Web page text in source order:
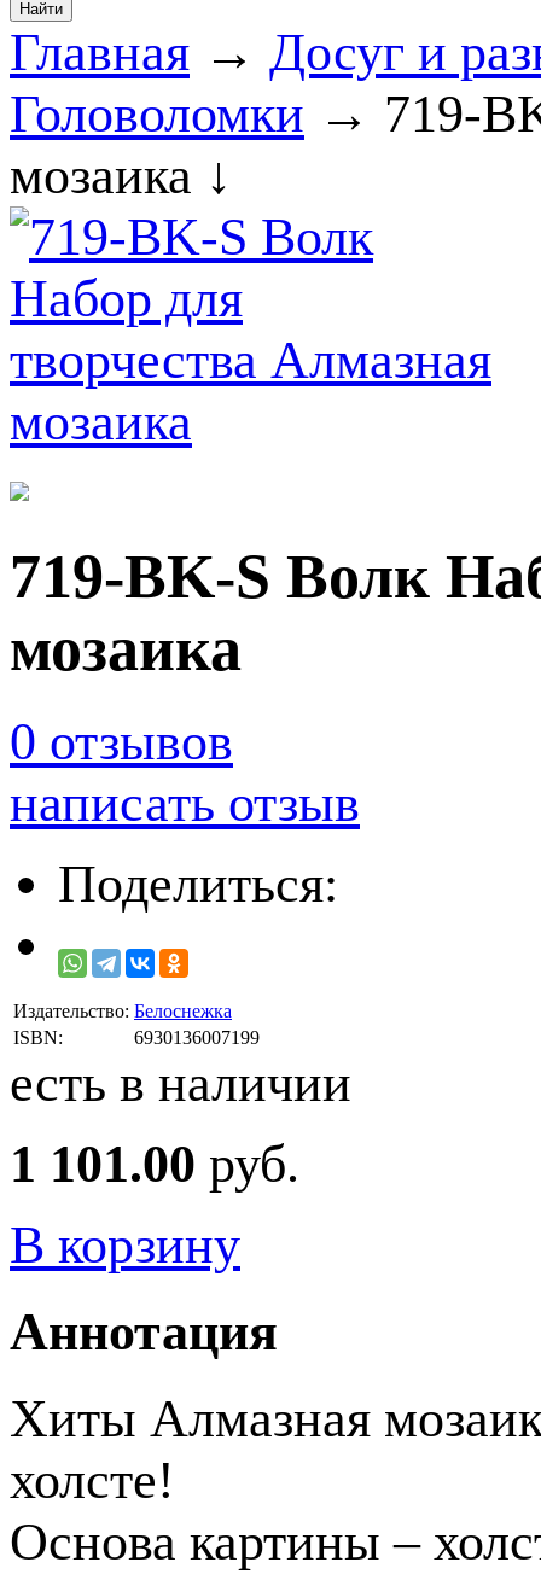
Главная → Досуг и
Головоломки → 719-
мозаика ↓
719-BK-S Волк
мозаика
0 отзывов
написать отзыв
Поделиться:
Издательство: Белоснежка
ISBN:
6930136007199
есть в наличии
1 101.00 руб.
В корзину
Аннотация
Хиты Алмазная
холсте!
Основа картины –